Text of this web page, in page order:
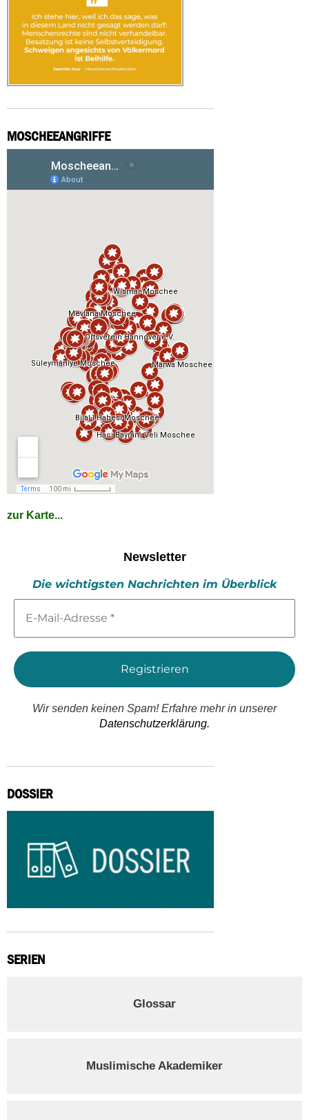
MOSCHEEANGRIFFE
zur Karte...
Newsletter
Die wichtigsten Nachrichten im Überblick
Mail-
*
Wir senden keinen Spam! Erfahre mehr in unserer
Datenschutzerklärung.
DOSSIER
SERIEN
Glossar
Muslimische Akademiker